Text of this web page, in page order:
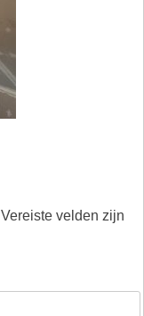
Vereiste velden zijn